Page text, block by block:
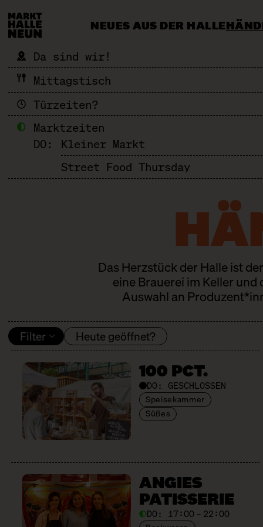
NEUES AUS DER HALLE
Da sind wir!
Mittagstisch
Türzeiten?
Marktzeiten
DO:
Kleiner Markt
Street Food Thursday
Das Herzstück der Halle ist
eine Brauerei im Keller und
Auswahl an
Filter Heute geöffnet?
100 PCT.
DO: GESCHLOSSEN
Speisekammer
Süßes
ANGIES
PATISSERIE
DO: 17:00 – 22:00